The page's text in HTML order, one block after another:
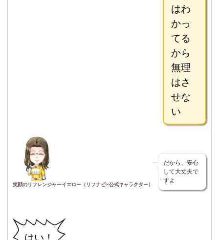
はわ
かっ
てる
から
無理
はさ
せな
い
笑顔のリフレンジャーイエロー（リフナビ®公式キャラクター）
だから、安心
して大丈夫で
すよ
はい！